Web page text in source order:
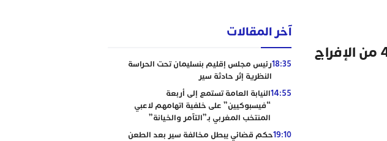
وهبي: 26190 نزيلا استفادوا من العفو الملكي و447 من الإفراج
آخر المقالات
18:35رئيس مجلس إقليم بنسليمان تحت الحراسة
النظرية إثر حادثة سير
14:55النيابة العامة تستمع إلى أربعة
“فيسبوكيين” على خلفية اتهامهم لاعبي
المنتخب المغربي بـ”التآمر والخيانة”
19:10حكم قضائي يبطل مخالفة سير بعد الطعن